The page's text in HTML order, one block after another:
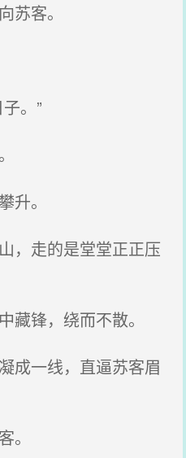
客。
。”
。
，走的是堂堂正正压
锋，绕而不散。
成一线，直逼苏客眉
。